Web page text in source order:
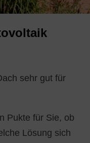
sehr gut für
Pukte für Sie, ob
Lösung sich